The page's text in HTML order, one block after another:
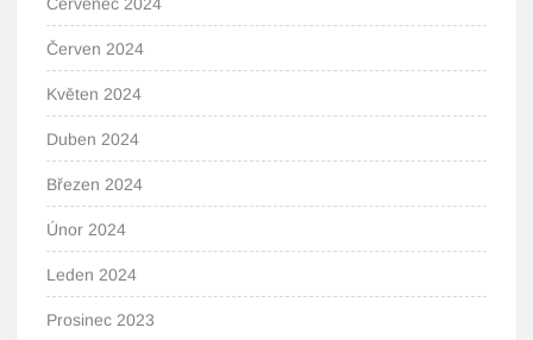
Červen 2024
Květen 2024
Duben 2024
Březen 2024
Únor 2024
Leden 2024
Prosinec 2023